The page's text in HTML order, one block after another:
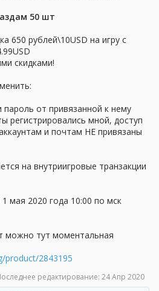
50 шт
650 рублей\10USD на игру с
скидками!
пароль от привязанной к нему
регистрировались мной, доступ
и почтам НЕ привязаны
на внутриигровые транзакции
мая 2020 года 10:00 по мск
можно тут моментальная
product/2843195
редактирование: 24 Апр 2020